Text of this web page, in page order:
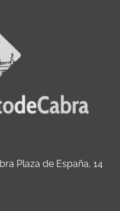
Plaza de España, 14